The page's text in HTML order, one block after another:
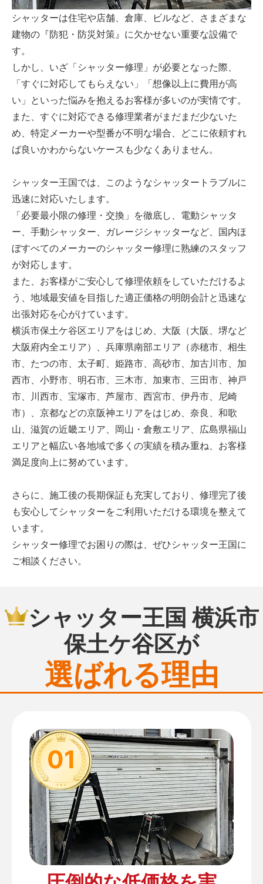
シャッターは住宅や店舗、倉庫、ビルなど、さまざまな
建物の『防犯・防災対策』に欠かせない重要な設備で
す。
しかし、いざ「シャッター修理」が必要となった際、
「すぐに対応してもらえない」「想像以上に費用が高
い」といった悩みを抱えるお客様が多いのが実情です。
また、すぐに対応できる修理業者がまだまだ少ないた
め、特定メーカーや型番が不明な場合、どこに依頼すれ
ば良いかわからないケースも少なくありません。
シャッター王国では、このようなシャッタートラブルに
迅速に対応いたします。
「必要最小限の修理・交換」を徹底し、電動シャッタ
ー、手動シャッター、ガレージシャッターなど、国内ほ
ぼすべてのメーカーのシャッター修理に熟練のスタッフ
が対応します。
また、お客様がご安心して修理依頼をしていただけるよ
う、地域最安値を目指した適正価格の明朗会計と迅速な
出張対応を心がけています。
横浜市保土ケ谷区エリアをはじめ、大阪（大阪、堺など
大阪府内全エリア）、兵庫県南部エリア（赤穂市、相生
市、たつの市、太子町、姫路市、高砂市、加古川市、加
西市、小野市、明石市、三木市、加東市、三田市、神戸
市、川西市、宝塚市、芦屋市、西宮市、伊丹市、尼崎
市）、京都などの京阪神エリアをはじめ、奈良、和歌
山、滋賀の近畿エリア、岡山・倉敷エリア、広島県福山
エリアと幅広い各地域で多くの実績を積み重ね、お客様
満足度向上に努めています。
さらに、施工後の長期保証も充実しており、修理完了後
も安心してシャッターをご利用いただける環境を整えて
います。
シャッター修理でお困りの際は、ぜひシャッター王国に
ご相談ください。
シャッター王国 横浜市
保土ケ谷区が
選ばれる理由
01